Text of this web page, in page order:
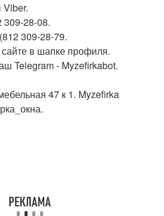
309-28-08.
309-28-79.
в шапке профиля.
Telegram - Myzefirkabot.
47 к 1. Myzefirka